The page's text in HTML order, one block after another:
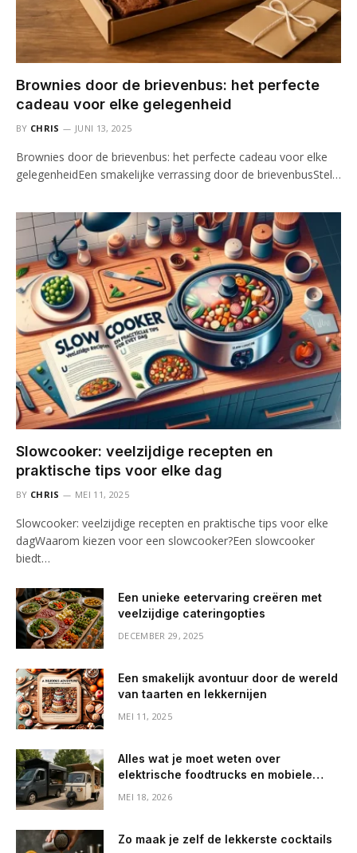
Brownies door de brievenbus: het perfecte
cadeau voor elke gelegenheid
BY CHRIS JUNI 13, 2025
Brownies door de brievenbus: het perfecte cadeau voor elke
gelegenheidEen smakelijke verrassing door de brievenbusStel…
Slowcooker: veelzijdige recepten en
praktische tips voor elke dag
BY CHRIS MEI 11, 2025
Slowcooker: veelzijdige recepten en praktische tips voor elke
dagWaarom kiezen voor een slowcooker?Een slowcooker
biedt…
Een unieke eetervaring creëren met
veelzijdige cateringopties
DECEMBER 29, 2025
Een smakelijk avontuur door de wereld
van taarten en lekkernijen
MEI 11, 2025
Alles wat je moet weten over
elektrische foodtrucks en mobiele
MEI 18, 2026
Zo maak je zelf de lekkerste cocktails